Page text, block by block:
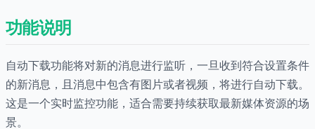
功能说明
自动下载功能将对新的消息进行监听，一旦收到符合设置条件
的新消息，且消息中包含有图片或者视频，将进行自动下载。
这是一个实时监控功能，适合需要持续获取最新媒体资源的场
景。